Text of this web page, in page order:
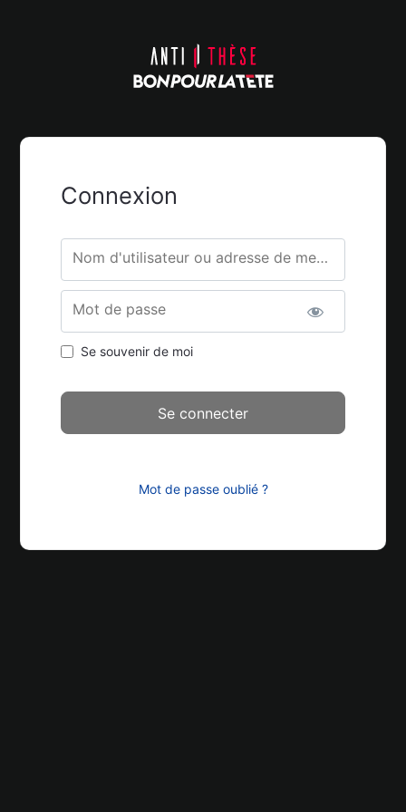
Connexion
Nom d'utilisateur ou adresse de messagerie.
Mot de passe
Se souvenir de moi
Mot de passe oublié ?